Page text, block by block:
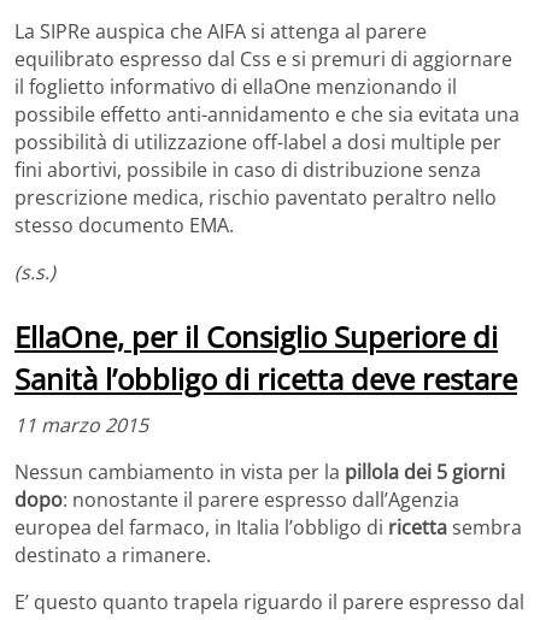
La SIPRe auspica che AIFA si attenga al parere
equilibrato espresso dal Css e si premuri di aggiornare
il foglietto informativo di ellaOne menzionando il
possibile effetto anti-annidamento e che sia evitata una
possibilità di utilizzazione off-label a dosi multiple per
fini abortivi, possibile in caso di distribuzione senza
prescrizione medica, rischio paventato peraltro nello
stesso documento EMA.
(s.s.)
EllaOne, per il Consiglio Superiore di
Sanità l’obbligo di ricetta deve restare
11 marzo 2015
Nessun cambiamento in vista per la pillola dei 5 giorni
dopo: nonostante il parere espresso dall’Agenzia
europea del farmaco, in Italia l’obbligo di ricettasembra
destinato a rimanere.
E’ questo quanto trapela riguardo il parere espresso dal